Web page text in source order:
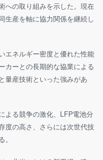
への取り組みを示した。現在
生産を軸に協力関係を継続し
エネルギー密度と優れた性能
カーとの長期的な協業による
量産技術といった強みがあ
よる競争の激化、LFP電池分
度の高さ、さらには次世代技